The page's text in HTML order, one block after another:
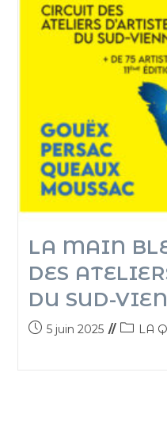
LA MAIN
DES
DU SUD-
5 juin 2025 LA